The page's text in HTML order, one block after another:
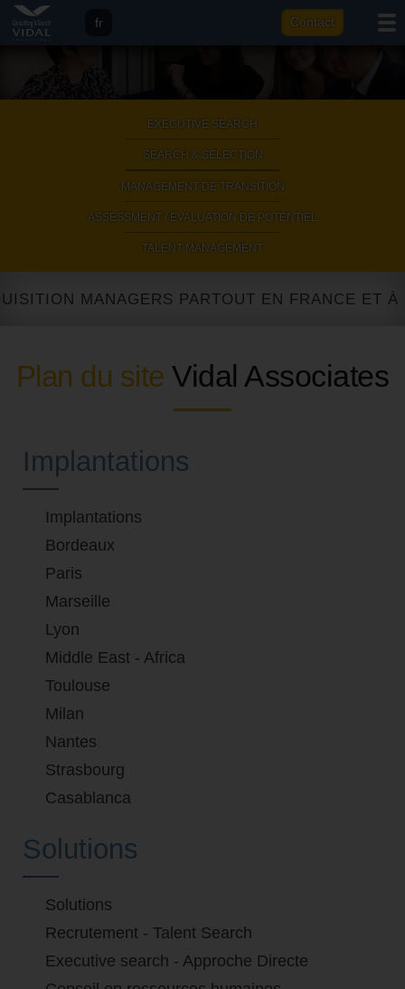
fr
ar
Contact
EXECUTIVE SEARCH
SEARCH & SELECTION
MANAGEMENT DE TRANSITION
ASSESSMENT / EVALUATION DE POTENTIEL
TALENT MANAGEMENT
MANAGERS PARTOUT EN FRANCE ET À
Plan du siteVidal Associates
Implantations
Implantations
Bordeaux
Paris
Marseille
Lyon
Middle East - Africa
Toulouse
Milan
Nantes
Strasbourg
Casablanca
Solutions
Solutions
Recrutement - Talent Search
Executive search - Approche Directe